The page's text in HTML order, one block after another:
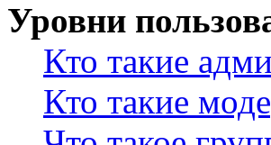
Уровни
Кто такие
Кто такие